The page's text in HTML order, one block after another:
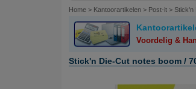
Home > Kantoorartikelen > Post-it > Stick'n
Voordelig &
Stick'n Die-Cut notes boom /